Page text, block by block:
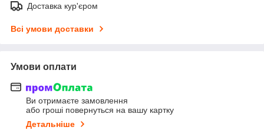
Доставка кур'єром
Всі умови доставки
Умови оплати
Ви отримаєте замовлення
або гроші повернуться на вашу картку
Детальніше